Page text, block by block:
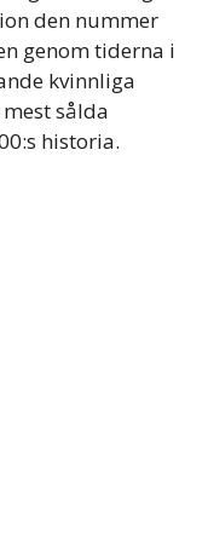
den nummer
genom tiderna i
kvinnliga
sålda
historia.